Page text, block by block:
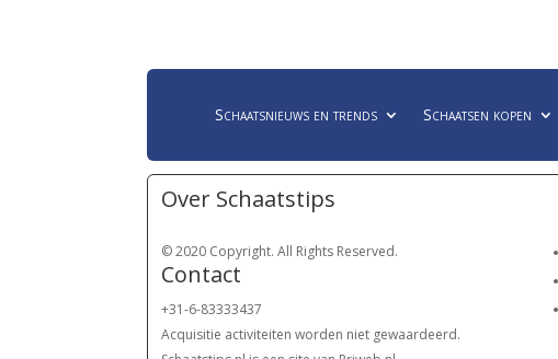
Schaatsnieuws en trends Schaatsen kopen
Over Schaatstips
© 2020 Copyright. All Rights Reserved.
Contact
+31-6-83333437
Acquisitie activiteiten worden niet gewaardeerd.